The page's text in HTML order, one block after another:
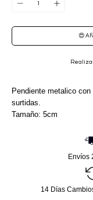
😍
Pendiente metalico
surtidas.
Tamaño: 5cm
Envíos
14 Días